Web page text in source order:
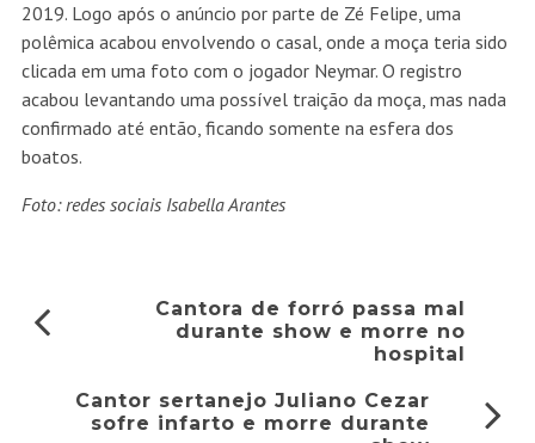
2019. Logo após o anúncio por parte de Zé Felipe, uma
polêmica acabou envolvendo o casal, onde a moça teria sido
clicada em uma foto com o jogador Neymar. O registro
acabou levantando uma possível traição da moça, mas nada
confirmado até então, ficando somente na esfera dos
boatos.
Foto: redes sociais Isabella Arantes
Cantora de forró passa mal
durante show e morre no
hospital
Cantor sertanejo Juliano Cezar
sofre infarto e morre durante